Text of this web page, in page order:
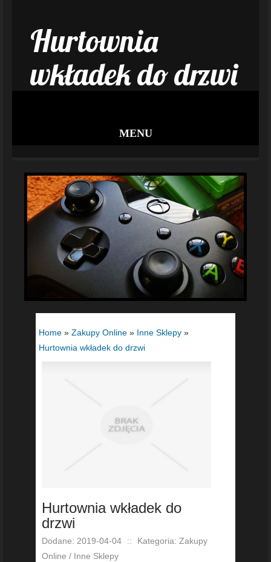
Hurtownia
wkładek do drzwi
MENU
Home » Zakupy Online » Inne Sklepy »
Hurtownia wkładek do drzwi
Hurtownia wkładek do
drzwi
Dodane: 2019-04-04 ::
Kategoria: Zakupy
Online / Inne Sklepy